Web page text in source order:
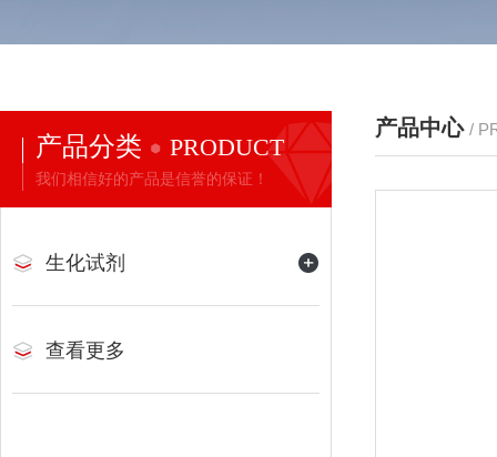
产品分类 PRODUCT
我们相信好的产品是信誉的保证！
生化试剂
查看更多
产品中心 /